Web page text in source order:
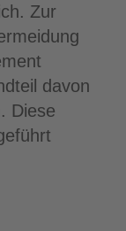
Zur
davon
Diese